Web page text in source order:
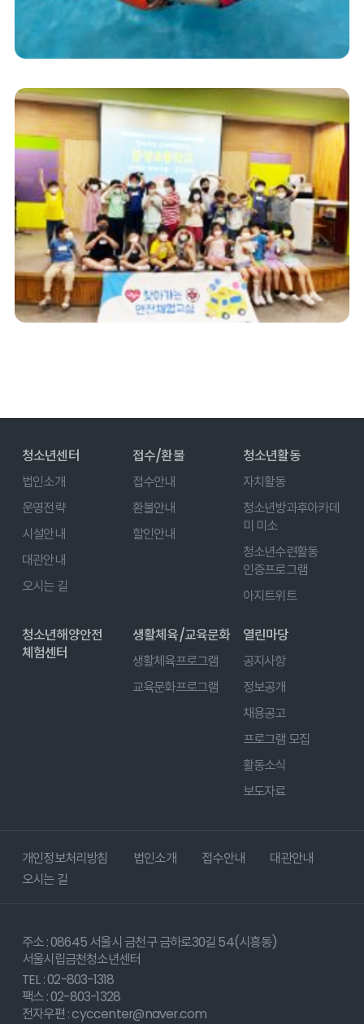
청소년센터
법인소개
운영전략
시설안내
대관안내
오시는 길
접수/환불
접수안내
환불안내
할인안내
청소년활동
자치활동
청소년방과후아카데
미 미소
청소년수련활동
인증프로그램
아지트위트
청소년해양안전
체험센터
생활체육/교육문화
생활체육프로그램
교육문화프로그램
열린마당
공지사항
정보공개
채용공고
프로그램 모집
활동소식
보도자료
개인정보처리방침 법인소개 접수안내
대관안내
오시는 길
주소 : 08645 서울시 금천구 금하로30길 54(시흥동)
서울시립금천청소년센터
TEL : 02-803-1318
팩스 : 02-803-1328
전자우편 : cyccenter@naver.com